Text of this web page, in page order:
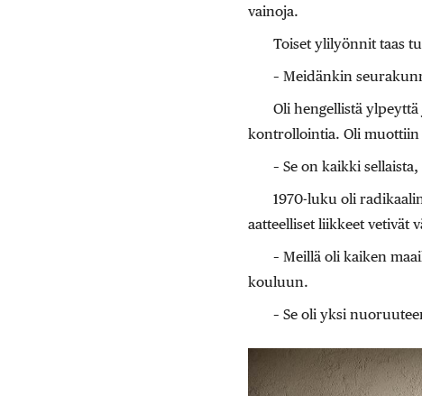
vainoja.
Toiset ylilyönnit taas
– Meidänkin
Oli hengellistä
kontrollointia. Oli muottiin
– Se on kaikki
1970-luku oli
aatteelliset liikkeet vetivät
– Meillä oli kaiken
kouluun.
– Se oli yksi